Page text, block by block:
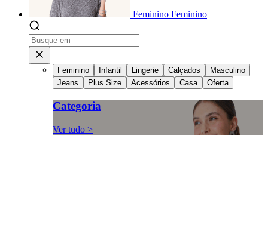
Feminino Feminino
Feminino Infantil Lingerie Calçados
Masculino
Jeans
Plus Size Acessórios Casa Oferta
Categoria
Ver tudo >